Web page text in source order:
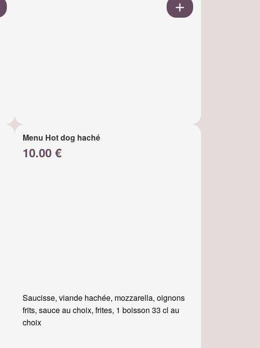
Menu Hot dog haché
10.00 €
Saucisse, viande hachée, mozzarella, oignons
frits, sauce au choix, frites, 1 boisson 33 cl au
choix